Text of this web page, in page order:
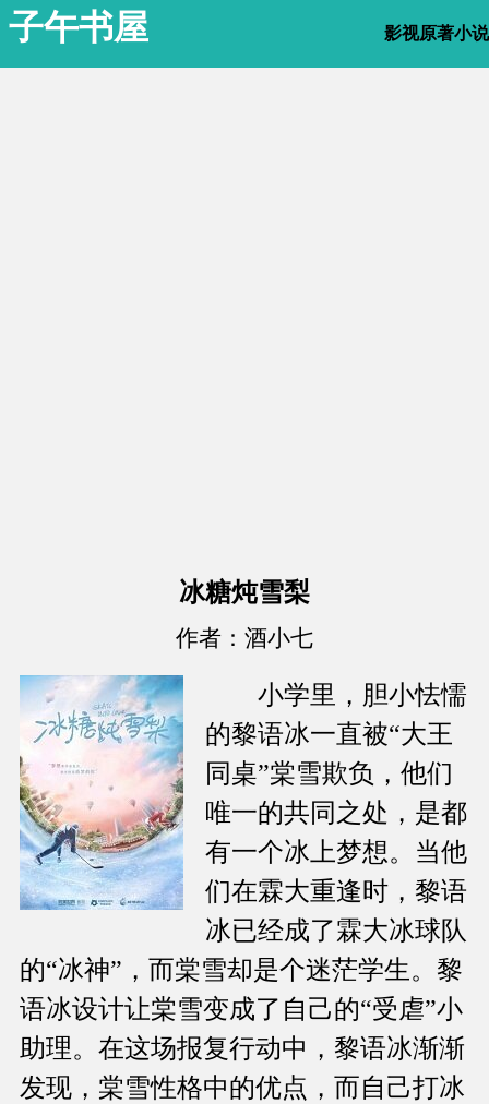
子午书屋 影视原著小说
冰糖炖雪梨
作者：酒小七
小学里，胆小怯懦
的黎语冰一直被“大王
同桌”棠雪欺负，他们
唯一的共同之处，是都
有一个冰上梦想。当他
们在霖大重逢时，黎语
冰已经成了霖大冰球队
的“冰神”，而棠雪却是个迷茫学生。黎
语冰设计让棠雪变成了自己的“受虐”小
助理。在这场报复行动中，黎语冰渐渐
发现，棠雪性格中的优点，而自己打冰